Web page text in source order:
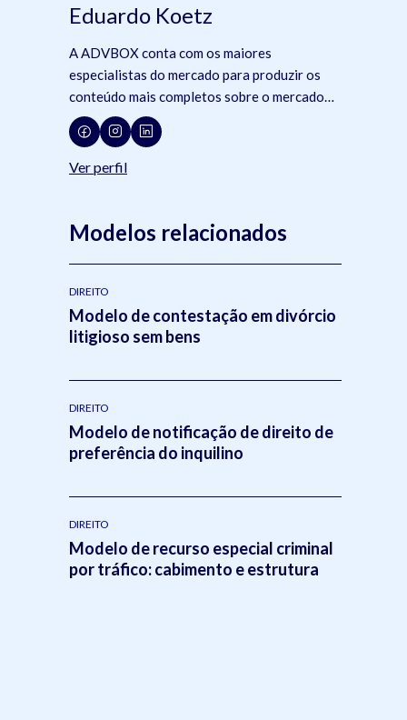
Eduardo Koetz
A ADVBOX conta com os maiores
especialistas do mercado para produzir os
conteúdo mais completos sobre o mercado
jurídico, tecnologia e advocacia.
Ver perfil
Modelos relacionados
DIREITO
Modelo de contestação em divórcio
litigioso sem bens
DIREITO
Modelo de notificação de direito de
preferência do inquilino
DIREITO
Modelo de recurso especial criminal
por tráfico: cabimento e estrutura